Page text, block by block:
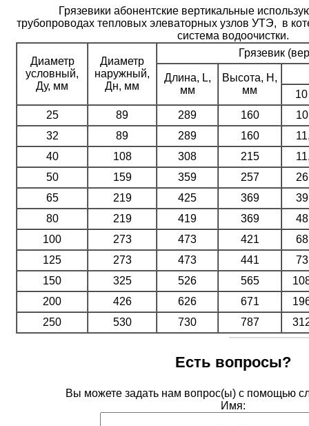
Грязевики абонентские вертикальные
трубопроводах тепловых элеваторных узлов УТЭ, в
система водоочистки.
Диаметр
условный,
Ду, мм
Диаметр
наружный,
Дн, мм
Грязевик
Длина, L,
мм
Высота, Н,
мм
25
89 289 160
32
89 289 160
40
108 308 215
50
159 359 257
65
219 425 369
80
219 419 369
100
273 473 421
125
273 473 441
150
325 526 565
200
426 626 671
250
530 730 787
Есть вопросы?
Вы можете задать нам вопрос(ы) с помощью
Имя: